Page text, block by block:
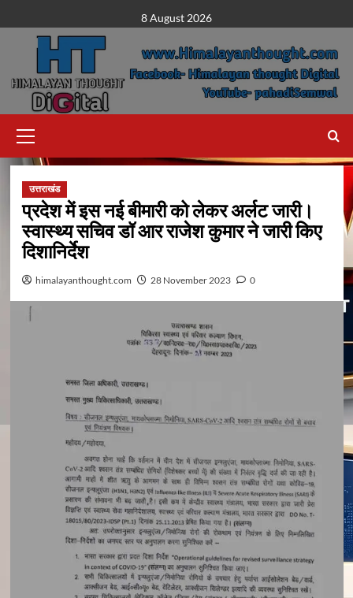
to
content
8 August 2026
Menu
उत्तराखंड
प्रदेश में इस नई बीमारी को लेकर अर्लट जारी।
स्वास्थ्य सचिव डॉ आर राजेश कुमार ने जारी किए
दिशानिर्देश
himalayanthought.com 28 November 2023 0